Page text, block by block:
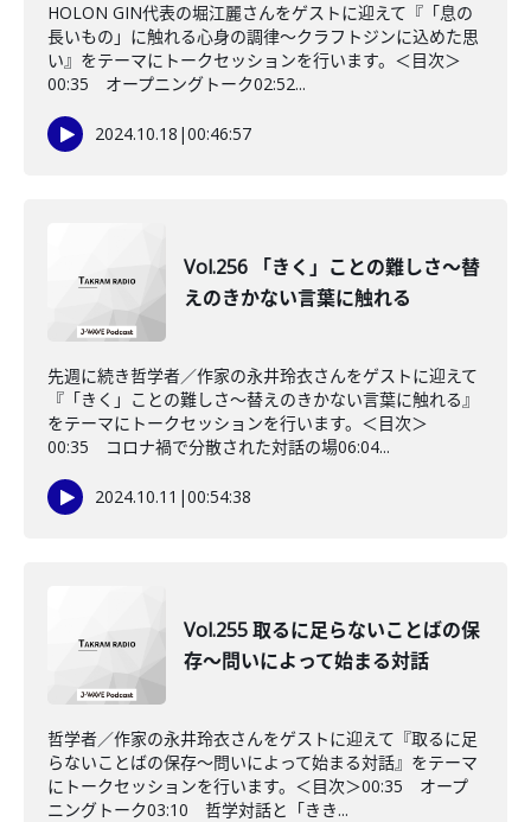
HOLON GIN代表の堀江麗さんをゲストに迎えて『「息の
長いもの」に触れる心身の調律～クラフトジンに込めた思
い』をテーマにトークセッションを行います。＜目次＞
00:35 オープニングトーク02:52...
2024.10.18 |00:46:57
Vol.256 「きく」ことの難しさ～替
えのきかない言葉に触れる
先週に続き哲学者／作家の永井玲衣さんをゲストに迎えて
『「きく」ことの難しさ～替えのきかない言葉に触れる』
をテーマにトークセッションを行います。＜目次＞
00:35 コロナ禍で分散された対話の場06:04...
2024.10.11 |00:54:38
Vol.255 取るに足らないことばの保
存～問いによって始まる対話
哲学者／作家の永井玲衣さんをゲストに迎えて『取るに足
らないことばの保存～問いによって始まる対話』をテーマ
にトークセッションを行います。＜目次＞00:35 オープ
ニングトーク03:10 哲学対話と「きき...